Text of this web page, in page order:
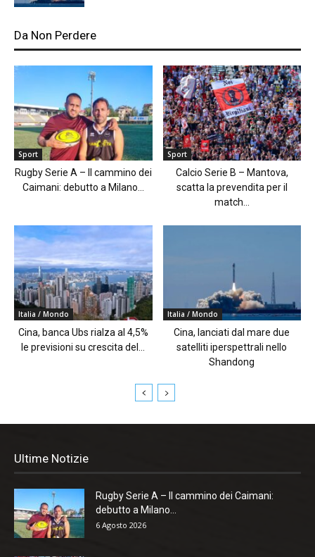
Da Non Perdere
Sport
Rugby Serie A – Il cammino dei
Caimani: debutto a Milano...
Sport
Calcio Serie B – Mantova,
scatta la prevendita per il
match...
Italia / Mondo
Cina, banca Ubs rialza al 4,5%
le previsioni su crescita del...
Italia / Mondo
Cina, lanciati dal mare due
satelliti iperspettrali nello
Shandong
Ultime Notizie
Rugby Serie A – Il cammino dei Caimani:
debutto a Milano...
6 Agosto 2026